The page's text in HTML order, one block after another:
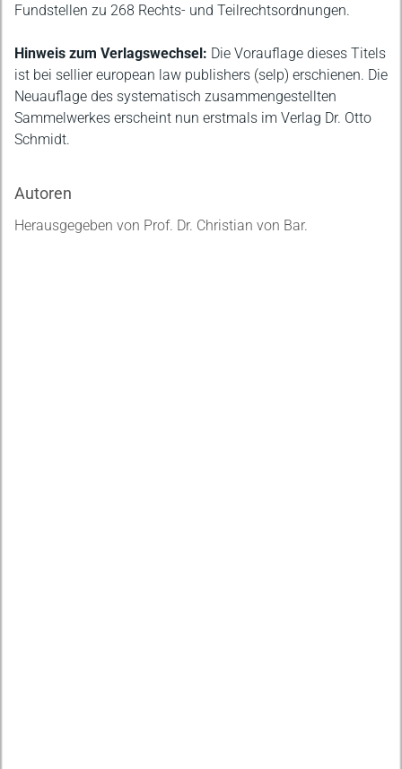
Fundstellen zu 268 Rechts- und Teilrechtsordnungen.
Hinweis zum Verlagswechsel: Die Vorauflage dieses Titels
ist bei sellier european law publishers (selp) erschienen. Die
Neuauflage des systematisch zusammengestellten
Sammelwerkes erscheint nun erstmals im Verlag Dr. Otto
Schmidt.
Autoren
Herausgegeben von Prof. Dr. Christian von Bar.